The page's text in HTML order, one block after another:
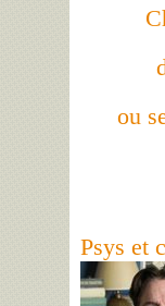
ou
Psys et